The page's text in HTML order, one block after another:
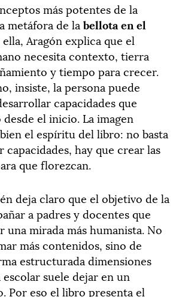
más potentes de la
metáfora de la bellota en el
ella, Aragón explica que el
necesita contexto, tierra
y tiempo para crecer.
insiste, la persona puede
capacidades que
el inicio. La imagen
el espíritu del libro: no basta
hay que crear las
que florezcan.
deja claro que el objetivo de la
a padres y docentes que
una mirada más humanista. No
más contenidos, sino de
estructurada dimensiones
suele dejar en un
Por eso el libro presenta el